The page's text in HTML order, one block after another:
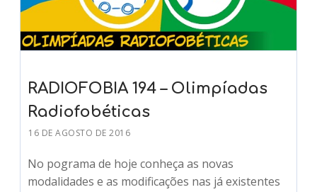
RADIOFOBIA 194 – Olimpíadas
Radiofobéticas
16 DE AGOSTO DE 2016
No pograma de hoje conheça as novas
modalidades e as modificações nas já existentes